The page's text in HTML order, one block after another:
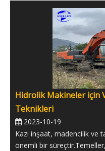
Hidrolik Makineler için
Teknikleri
2023-10-19
Kazı inşaat, madencilik ve
önemli bir